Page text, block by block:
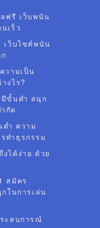
ฟรี เว็บพนัน
เร็ว
เว็บไซต์พนัน
วามเป็น
งไร?
มีขั้นต่ำ สนุก
กัด
ต่ำ ความ
ทำธุรกรรม
งได้ง่าย ด้วย
สมัคร
ในการเล่น
ะสบการณ์